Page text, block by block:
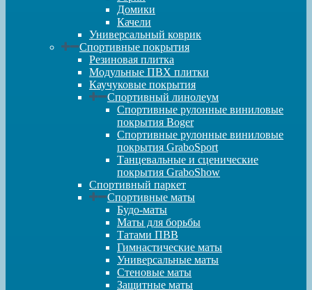
Домики
Качели
Универсальный коврик
Спортивные покрытия
Резиновая плитка
Модульные ПВХ плитки
Каучуковые покрытия
Спортивный линолеум
Спортивные рулонные виниловые
покрытия Boger
Спортивные рулонные виниловые
покрытия GraboSport
Танцевальные и сценические
покрытия GraboShow
Спортивный паркет
Спортивные маты
Будо-маты
Маты для борьбы
Татами ПВВ
Гимнастические маты
Универсальные маты
Стеновые маты
Защитные маты